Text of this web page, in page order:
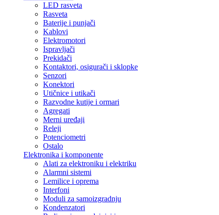
LED rasveta
Rasveta
Baterije i punjači
Kablovi
Elektromotori
Ispravljači
Prekidači
Kontaktori, osigurači i sklopke
Senzori
Konektori
Utičnice i utikači
Razvodne kutije i ormari
Agregati
Merni uređaji
Releji
Potenciometri
Ostalo
Elektronika i komponente
Alati za elektroniku i elektriku
Alarmni sistemi
Lemilice i oprema
Interfoni
Moduli za samoizgradnju
Kondenzatori